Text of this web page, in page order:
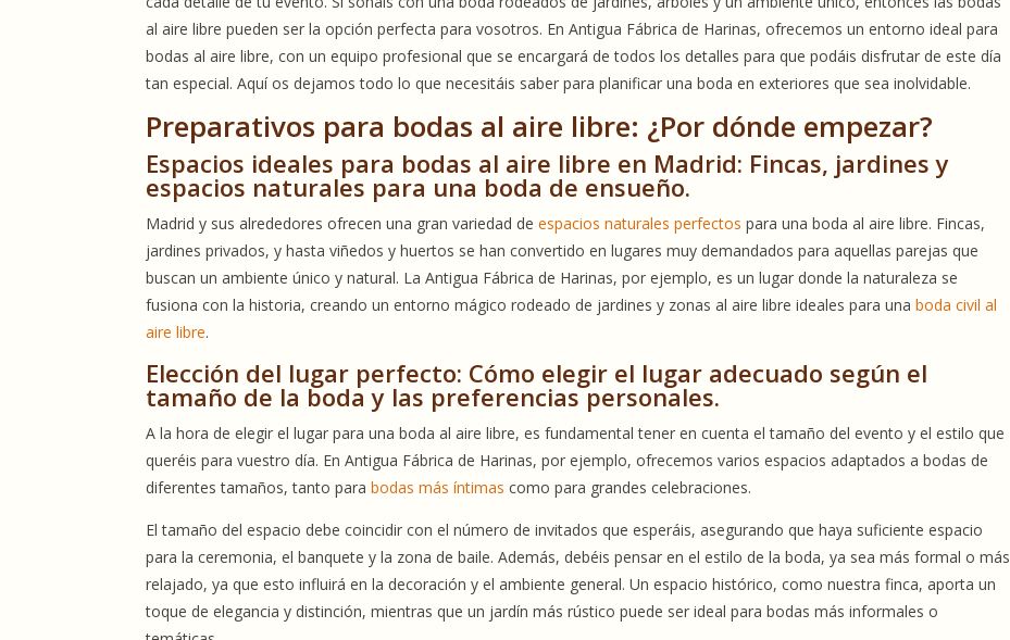
al aire libre pueden ser la opción perfecta para vosotros. En Antigua Fábrica de Harinas, ofrecemos un entorno ideal para
bodas al aire libre, con un equipo profesional que se encargará de todos los detalles para que podáis disfrutar de este día
tan especial. Aquí os dejamos todo lo que necesitáis saber para planificar una boda en exteriores que sea inolvidable.
Preparativos para bodas al aire libre: ¿Por dónde empezar?
Espacios ideales para bodas al aire libre en Madrid: Fincas, jardines y
espacios naturales para una boda de ensueño.
Madrid y sus alrededores ofrecen una gran variedad deespacios naturales perfectos para una boda al aire libre. Fincas,
jardines privados, y hasta viñedos y huertos se han convertido en lugares muy demandados para aquellas parejas que
buscan un ambiente único y natural. La Antigua Fábrica de Harinas, por ejemplo, es un lugar donde la naturaleza se
fusiona con la historia, creando un entorno mágico rodeado de jardines y zonas al aire libre ideales para unaboda civil al
aire libre.
Elección del lugar perfecto: Cómo elegir el lugar adecuado según el
tamaño de la boda y las preferencias personales.
A la hora de elegir el lugar para una boda al aire libre, es fundamental tener en cuenta el tamaño del evento y el estilo que
queréis para vuestro día. En Antigua Fábrica de Harinas, por ejemplo, ofrecemos varios espacios adaptados a bodas de
diferentes tamaños, tanto parabodas más íntimas como para grandes celebraciones.
El tamaño del espacio debe coincidir con el número de invitados que esperáis, asegurando que haya suficiente espacio
para la ceremonia, el banquete y la zona de baile. Además, debéis pensar en el estilo de la boda, ya sea más formal o más
relajado, ya que esto influirá en la decoración y el ambiente general. Un espacio histórico, como nuestra finca, aporta un
toque de elegancia y distinción, mientras que un jardín más rústico puede ser ideal para bodas más informales o